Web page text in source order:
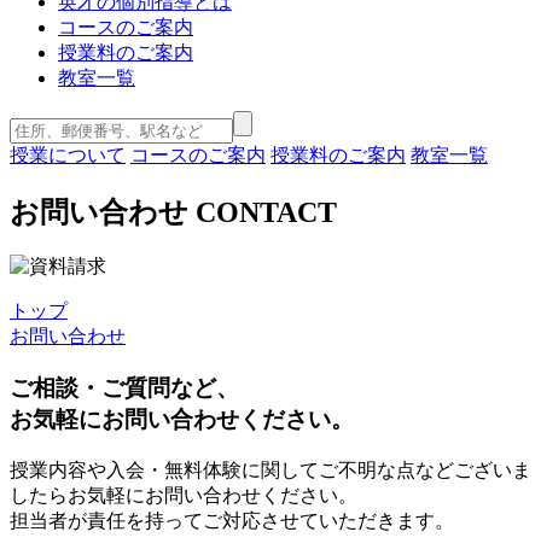
コースのご案内
授業料のご案内
教室一覧
授業について コースのご案内 授業料のご案内 教室一覧
お問い合わせ CONTACT
トップ
お問い合わせ
ご相談・ご質問など、
お気軽にお問い合わせください。
授業内容や入会・無料体験に関してご不明な点などございま
したらお気軽にお問い合わせください。
担当者が責任を持ってご対応させていただきます。